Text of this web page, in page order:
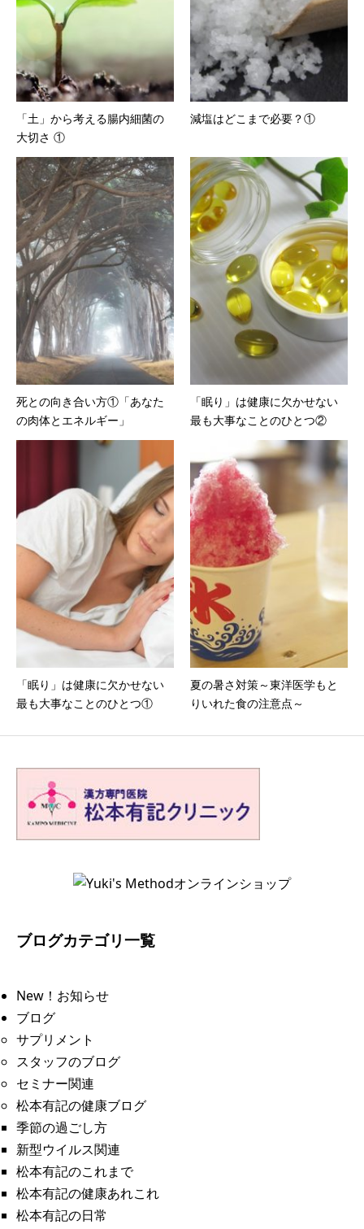
「土」から考える腸内細菌の
大切さ ①
減塩はどこまで必要？①
死との向き合い方①「あなた
の肉体とエネルギー」
「眠り」は健康に欠かせない
最も大事なことのひとつ②
「眠り」は健康に欠かせない
最も大事なことのひとつ①
夏の暑さ対策～東洋医学もと
りいれた食の注意点～
ブログカテゴリ一覧
New！お知らせ
ブログ
サプリメント
スタッフのブログ
セミナー関連
松本有記の健康ブログ
季節の過ごし方
新型ウイルス関連
松本有記のこれまで
松本有記の健康あれこれ
松本有記の日常